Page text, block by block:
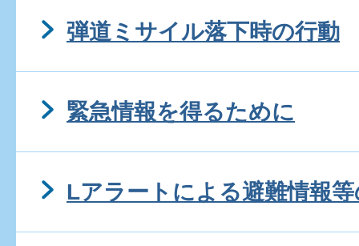
弾道ミサイル落下時の行動
緊急情報を得るために
Lアラートによる避難情報